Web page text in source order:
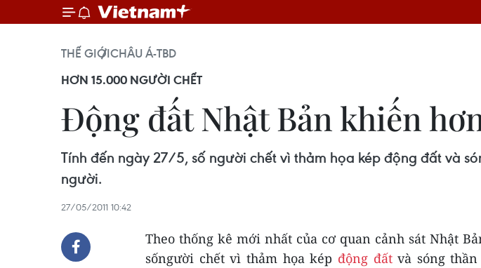
THẾ GIỚICHÂU Á-TBD
HƠN 15.000 NGƯỜI CHẾT
Động đất Nhật Bản khiến
Tính đến ngày 27/5, số người chết vì thảm họa kép động đất và
người.
27/05/2011 10:42
Theo thống kê mới nhất của cơ quan cảnh sát Nhật
sốngười chết vì thảm họa kép động đấtvà sóng thần